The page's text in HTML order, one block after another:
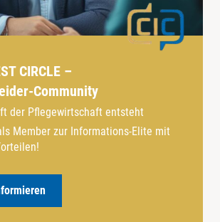
CIRCLE –
Community
der Pflegewirtschaft entsteht
Member zur Informations-Elite mit